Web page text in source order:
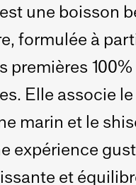
une boisson
formulée à
premières 100%
Elle associe le
marin et le
expérience
et